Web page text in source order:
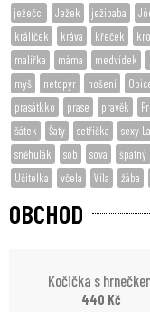
ježečci
Ježek ježibaba
králíček
kráva křeček
malířka
máma medvídek
myš
netopýr nošení
prasátkko
prase pravěk
šátek
Šaty setřička sexy
sněhulák
sob sova špatný
Učitelka
včela Víla žába
OBCHOD
Kočička s
440 Kč